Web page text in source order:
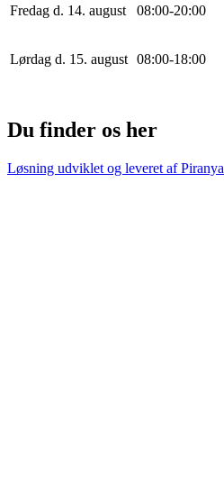
Fredag d. 14. august 08:00-20:00
Lørdag d. 15. august 08:00-18:00
Du finder os her
Løsning udviklet og leveret afPiranya